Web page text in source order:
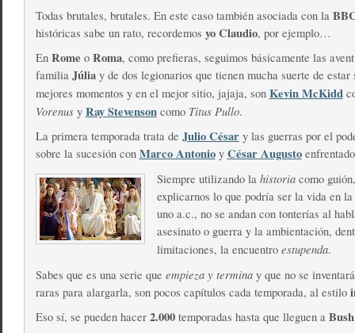
Todas brutales, brutales. En este caso también asociada con la
históricas sabe un rato, recordemos yo Claudio, por ejemplo…
En Rome o Roma, como prefieras, seguimos básicamente las
familia Júlia y de dos legionarios que tienen mucha suerte de estar
mejores momentos y en el mejor sitio, jajaja, son Kevin McKidd
Vorenusy Ray Stevensoncomo Titus Pullo.
La primera temporada trata de Julio Césary las guerras por el
sobre la sucesión con Marco Antonioy César Augusto
Siempre utilizando la historia como
explicarnos lo que podría ser la vida en la
uno a.c., no se andan con tonterías al
asesinato o guerra y la ambientación,
limitaciones, la encuentro estupenda.
Sabes que es una serie que empieza y terminay que no se
raras para alargarla, son pocos capítulos cada temporada, al estilo
Eso sí, se pueden hacer 2.000temporadas hasta que lleguen a Bush